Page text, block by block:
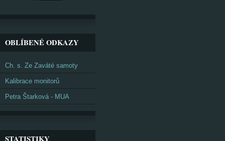
OBLÍBENÉ ODKAZY
Ch. s. Ze Zaváté samoty
Kalibrace monitorů
Petra Štarková - MUA
STATISTIKY